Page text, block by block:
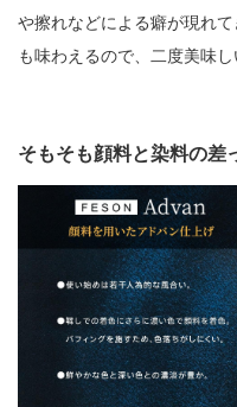
や擦れなどによる癖が現れ
も味わえるので、二度美味
そもそも顔料と染料の差